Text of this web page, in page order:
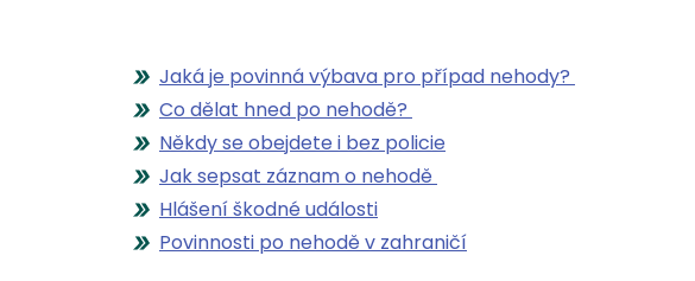
Jaká je povinná výbava pro případ nehody?
Co dělat hned po nehodě?
Někdy se obejdete i bez policie
Jak sepsat záznam o nehodě
Hlášení škodné události
Povinnosti po nehodě v zahraničí